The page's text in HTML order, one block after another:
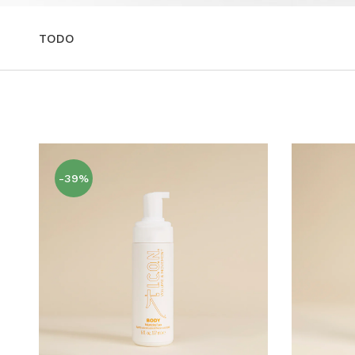
TODO
-39%